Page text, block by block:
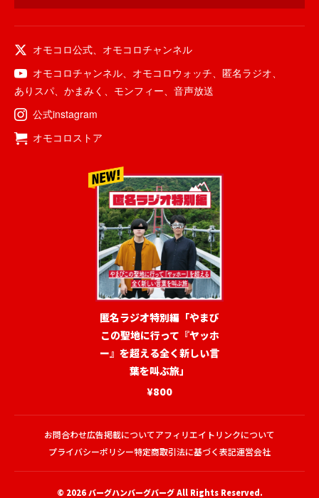
オモコロ公式、 オモコロチャンネル
オモコロチャンネル、 オモコロウォッチ、 匿名ラジオ、
ありスパ、 かまみく 、 モンフィー、 音声放送
公式instagram
オモコロストア
匿名ラジオ特別編「やまび
この聖地に行って『ヤッホ
ー』を超える全く新しい言
葉を叫ぶ旅」
¥800
お問合わせ広告掲載についてアフィリエイトリンクについて
プライバシーポリシー特定商取引法に基づく表記運営会社
© 2026バーグハンバーグバーグAll Rights Reserved.